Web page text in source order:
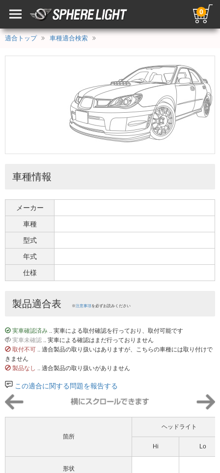
0
適合トップ 車種適合検索
車種情報
メーカー
車種
型式
年式
仕様
製品適合表 ※注意事項を必ずお読みください
実車確認済み .. 実車による取付確認を行っており、取付可能です
実車未確認 .. 実車による確認はまだ行っておりません
取付不可 .. 適合製品の取り扱いはありますが、こちらの車種には取り付けで
きません
製品なし .. 適合製品の取り扱いがありません
この適合に関する問題を報告する
箇所
ヘッドライト
Hi Lo
形状